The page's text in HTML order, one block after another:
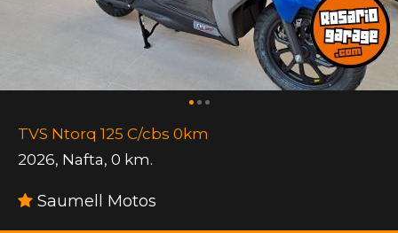
TVS Ntorq 125 C/cbs 0km
2026, Nafta, 0 km.
Saumell Motos